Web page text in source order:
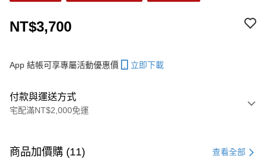
NT$3,700
App 結帳可享專屬活動優惠價 立即下載
付款與運送方式
宅配滿NT$2,000免運
信用卡一次付款
商品加價購 (11) 查看全部